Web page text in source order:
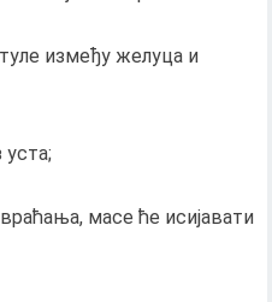
између желуца и
уста;
масе ће исијавати